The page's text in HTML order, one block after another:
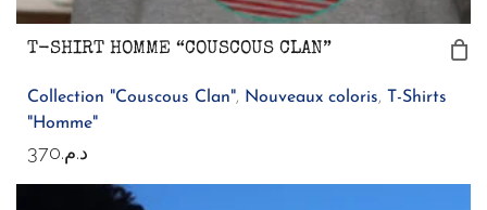
T-SHIRT HOMME “COUSCOUS CLAN”
Collection "Couscous Clan", Nouveaux coloris,
T-Shirts
"Homme"
د.م.370